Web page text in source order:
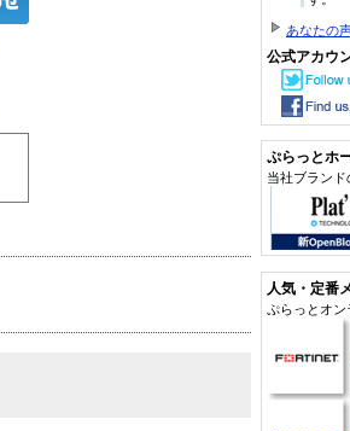
あなたの
公式アカウ
ぷらっとホ
当社ブラン
人気・定番
ぷらっとオン